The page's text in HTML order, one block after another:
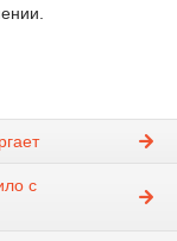
с